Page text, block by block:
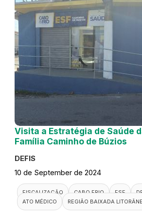
Visita a Estratégia de Saúde
Família Caminho de Búzios
DEFIS
10 de September de 2024
FISCALIZAÇÃO CABO FRIO ESF
ATO MÉDICO
REGIÃO BAIXADA